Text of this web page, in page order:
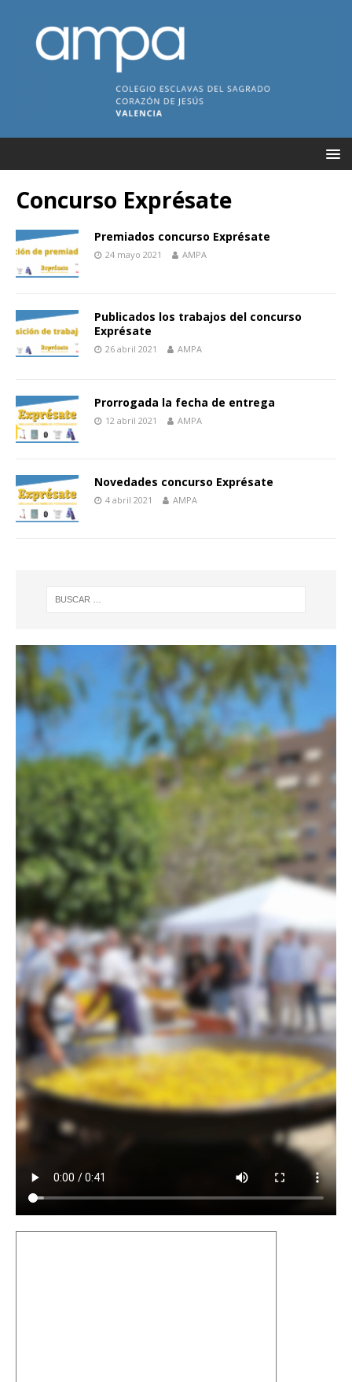
Concurso Exprésate
Premiados concurso Exprésate
24 mayo 2021 AMPA
Publicados los trabajos del concurso
Exprésate
26 abril 2021 AMPA
Prorrogada la fecha de entrega
12 abril 2021 AMPA
Novedades concurso Exprésate
4 abril 2021 AMPA